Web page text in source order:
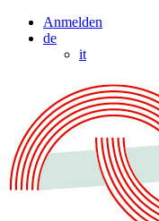
Anmelden
de
it